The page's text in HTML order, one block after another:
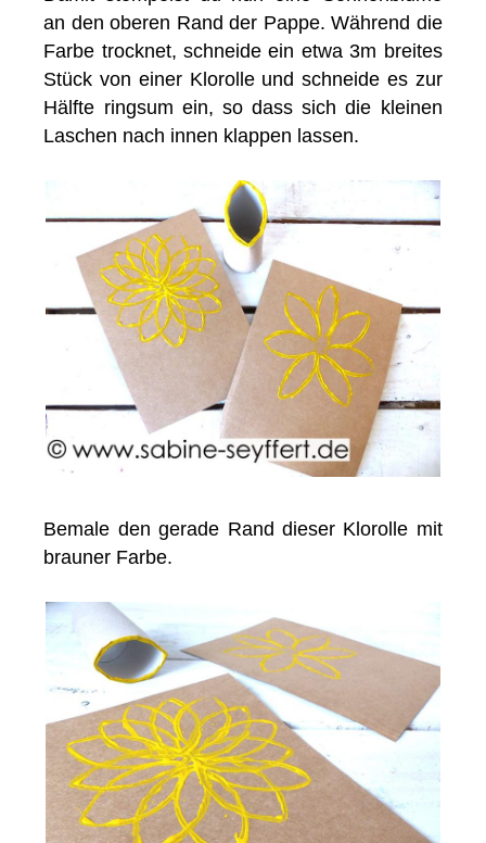
an den oberen Rand der Pappe. Während die
Farbe trocknet, schneide ein etwa 3m breites
Stück von einer Klorolle und schneide es zur
Hälfte ringsum ein, so dass sich die kleinen
Laschen nach innen klappen lassen.
Bemale den gerade Rand dieser Klorolle mit
brauner Farbe.